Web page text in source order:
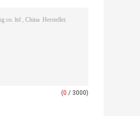
(0 / 3000)